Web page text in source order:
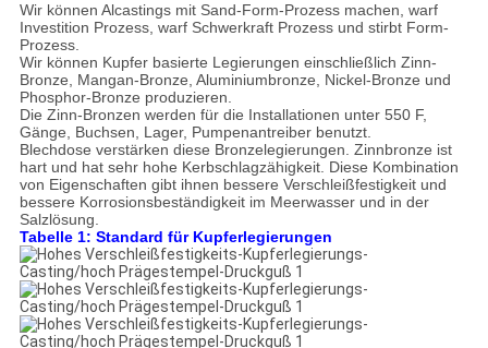
Wir können Alcastings mit Sand-Form-Prozess machen, warf
Investition Prozess, warf Schwerkraft Prozess und stirbt Form-
Prozess.
Wir können Kupfer basierte Legierungen einschließlich Zinn-
Bronze, Mangan-Bronze, Aluminiumbronze, Nickel-Bronze und
Phosphor-Bronze produzieren.
Die Zinn-Bronzen werden für die Installationen unter 550 F,
Gänge, Buchsen, Lager, Pumpenantreiber benutzt.
Blechdose verstärken diese Bronzelegierungen. Zinnbronze ist
hart und hat sehr hohe Kerbschlagzähigkeit. Diese Kombination
von Eigenschaften gibt ihnen bessere Verschleißfestigkeit und
bessere Korrosionsbeständigkeit im Meerwasser und in der
Salzlösung.
Tabelle 1: Standard für Kupferlegierungen